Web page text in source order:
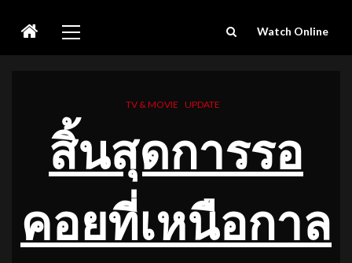
Menu
Watch Online
TV & MOVIE UPDATE
สิ้นสุดการรอ
คอยที่เหนือกาล